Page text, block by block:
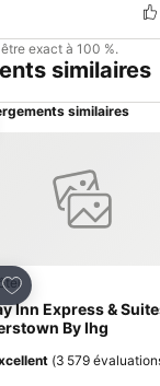
être exact à 100 %.
similaires
similaires
Ajouter à mes
Inn Express &
By Ihg
(3 579